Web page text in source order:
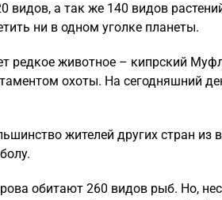
видов, а так же 140 видов
ни в одном уголке планеты.
редкое животное – кипрский
охоты. На сегодняшний
жителей других стран из
обитают 260 видов рыб. Но,